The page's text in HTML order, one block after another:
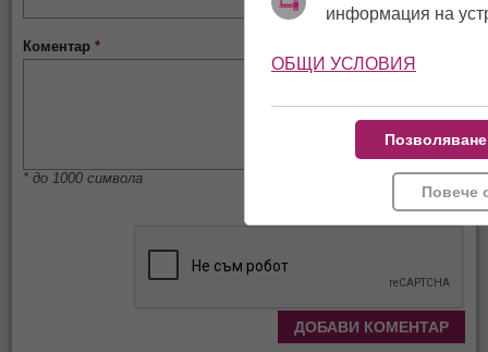
Коментар*
* до 1000 символа
информация на
ОБЩИ УСЛОВИЯ
Повече